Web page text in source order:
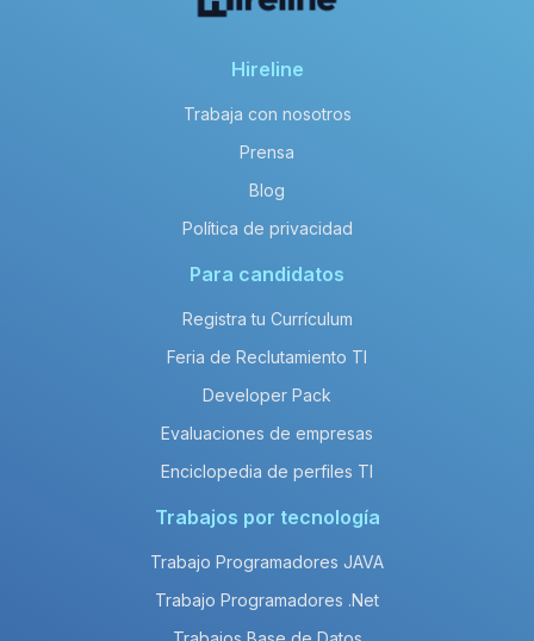
Hireline
Trabaja con nosotros
Prensa
Blog
Política de privacidad
Para candidatos
Registra tu Currículum
Feria de Reclutamiento TI
Developer Pack
Evaluaciones de empresas
Enciclopedia de perfiles TI
Trabajos por tecnología
Trabajo Programadores JAVA
Trabajo Programadores .Net